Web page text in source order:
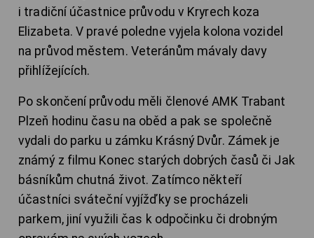
i tradiční účastnice průvodu v Kryrech koza
Elizabeta. V pravé poledne vyjela kolona vozidel
na průvod městem. Veteránům mávaly davy
přihlížejících.
Po skončení průvodu měli členové AMK Trabant
Plzeň hodinu času na oběd a pak se společně
vydali do parku u zámku Krásný Dvůr. Zámek je
známý z filmu Konec starých dobrých časů či Jak
básníkům chutná život. Zatímco někteří
účastníci sváteční vyjížďky se procházeli
parkem, jiní využili čas k odpočinku či drobným